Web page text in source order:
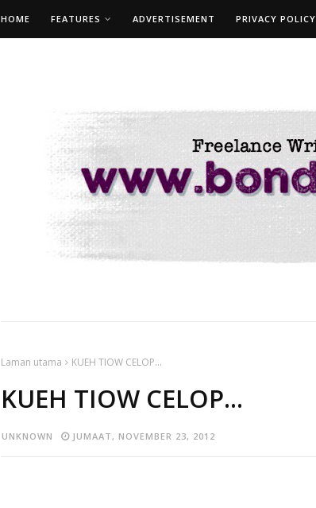
HOME FEATURES ADVERTISEMENT PRIVACY POLICY
Laman utama KUEH TIOW CELOP...
KUEH TIOW CELOP...
UNKNOWN JUMAAT, NOVEMBER 23, 2012